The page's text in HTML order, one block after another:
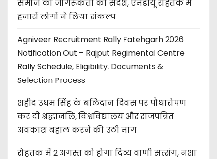
समाज को जागरूकता का संदेश, एमडीयू रोहतक में
हजारों लोगों ने लिया संकल्प
Agniveer Recruitment Rally Fatehgarh 2026
Notification Out – Rajput Regimental Centre
Rally Schedule, Eligibility, Documents &
Selection Process
शहीद उधम सिंह के बलिदान दिवस पर पौधारोपण
कर दी श्रद्धांजलि, विश्वविद्यालय और राजपत्रित
अवकाश बहाल करने की उठी मांग
रोहतक में 2 अगस्त को होगा दिव्य वाणी सत्संग, नशा